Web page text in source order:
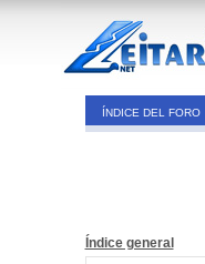
ÍNDICE DEL FORO
Índice general